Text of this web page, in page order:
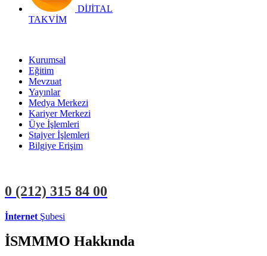
DİJİTAL
TAKVİM
Kurumsal
Eğitim
Mevzuat
Yayınlar
Medya Merkezi
Kariyer Merkezi
Üye İşlemleri
Stajyer İşlemleri
Bilgiye Erişim
0 (212) 315 84 00
İnternet Şubesi
İSMMMO Hakkında